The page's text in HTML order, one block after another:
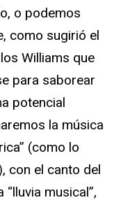
o podemos
como sugirió el
Williams que
para saborear
potencial
la música
(como lo
con el canto del
musical”,